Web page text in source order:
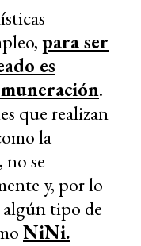
para ser
es
.
que realizan
la
se
y, por lo
tipo de
NiNi.